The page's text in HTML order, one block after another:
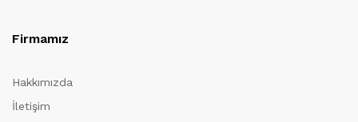
Firmamız
Hakkımızda
İletişim